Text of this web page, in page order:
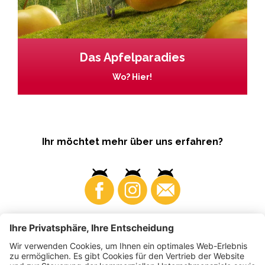
Das Apfelparadies
Wo? Hier!
Ihr möchtet mehr über uns erfahren?
Business Produzenten